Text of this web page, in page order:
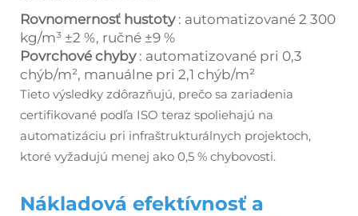
Rovnomernosť hustoty : automatizované 2 300
kg/m³ ±2 %, ručné ±9 %
Povrchové chyby : automatizované pri 0,3
chýb/m², manuálne pri 2,1 chýb/m²
Tieto výsledky zdôrazňujú, prečo sa zariadenia
certifikované podľa ISO teraz spoliehajú na
automatizáciu pri infraštrukturálnych projektoch,
ktoré vyžadujú menej ako 0,5 % chybovosti.
Nákladová efektívnosť a